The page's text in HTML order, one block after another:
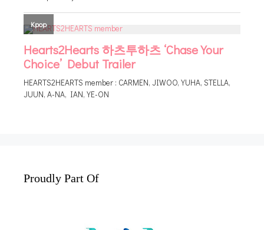
Proudly Part Of